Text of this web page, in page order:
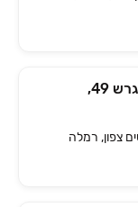
שכונת השופטים מגרש 49,